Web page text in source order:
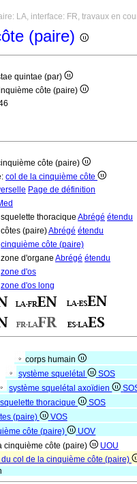
LA, interface: FR, travaux en
(paire)
quintae (par)
côte (paire)
côte (paire)
col de la cinquième côte
Page de définition
thoracique Abrégé étendu
(paire)Abrégé étendu
cinquième côte (paire)
d'organe Abrégé étendu
zone d'os
zone d'os long
corps humain
système squelétal
SOS
système squelétal axoïdien
squelette thoracique
SOS
(paire)
VOS
côte (paire)
UOV
cinquième côte (paire)
UOU
du col de la cinquième côte (paire)